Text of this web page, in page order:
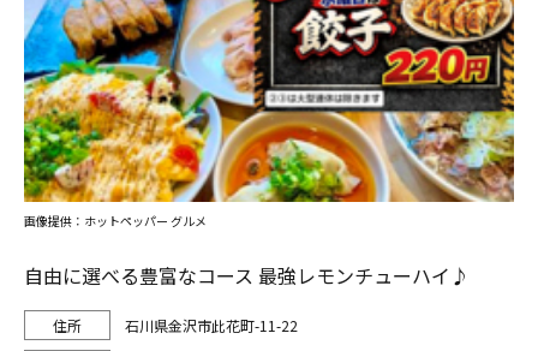
自由に選べる豊富なコース 最強レモンチューハイ♪
石川県金沢市此花町-11-22
画像提供：ホットペッパー グルメ